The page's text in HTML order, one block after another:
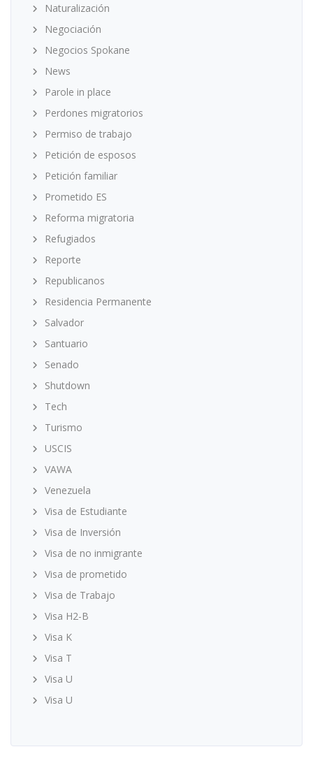
Naturalización
Negociación
Negocios Spokane
News
Parole in place
Perdones migratorios
Permiso de trabajo
Petición de esposos
Petición familiar
Prometido ES
Reforma migratoria
Refugiados
Reporte
Republicanos
Residencia Permanente
Salvador
Santuario
Senado
Shutdown
Tech
Turismo
USCIS
VAWA
Venezuela
Visa de Estudiante
Visa de Inversión
Visa de no inmigrante
Visa de prometido
Visa de Trabajo
Visa H2-B
Visa K
Visa T
Visa U
Visa U